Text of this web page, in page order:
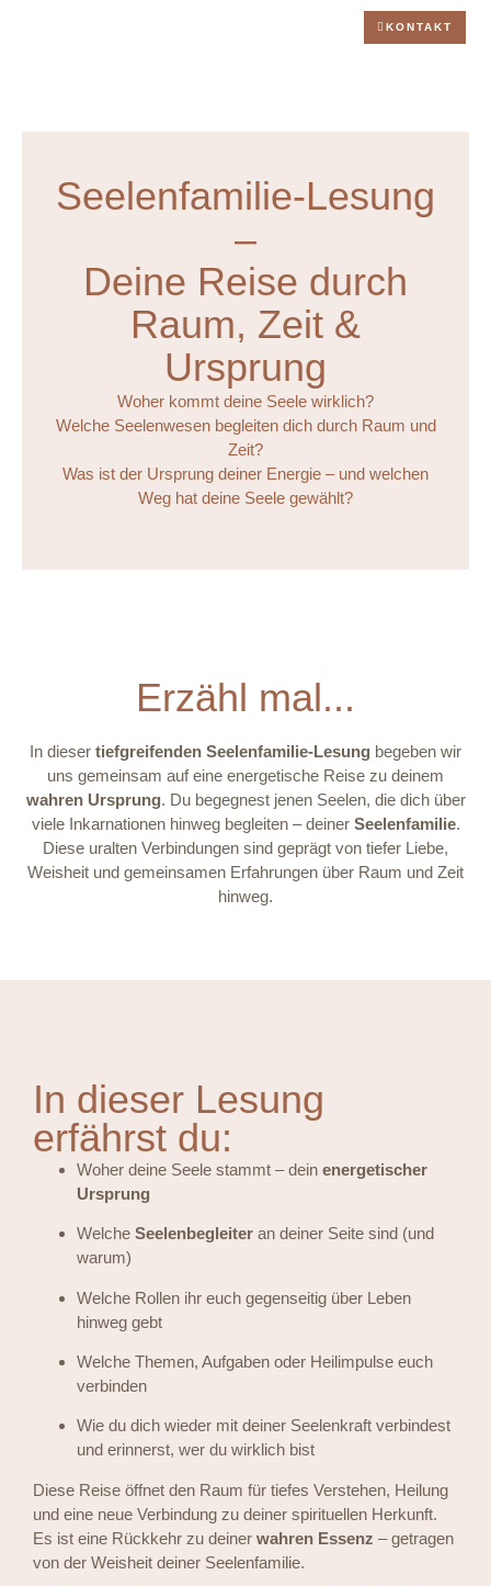
KONTAKT
Seelenfamilie-Lesung
–
Deine Reise durch
Raum, Zeit &
Ursprung
Woher kommt deine Seele wirklich?
Welche Seelenwesen begleiten dich durch Raum und
Zeit?
Was ist der Ursprung deiner Energie – und welchen
Weg hat deine Seele gewählt?
Erzähl mal...
In dieser tiefgreifenden Seelenfamilie-Lesung begeben wir
uns gemeinsam auf eine energetische Reise zu deinem
wahren Ursprung. Du begegnest jenen Seelen, die dich über
viele Inkarnationen hinweg begleiten – deiner Seelenfamilie.
Diese uralten Verbindungen sind geprägt von tiefer Liebe,
Weisheit und gemeinsamen Erfahrungen über Raum und Zeit
hinweg.
In dieser Lesung
erfährst du:
Woher deine Seele stammt – dein energetischer
Ursprung
Welche Seelenbegleiter an deiner Seite sind (und
warum)
Welche Rollen ihr euch gegenseitig über Leben
hinweg gebt
Welche Themen, Aufgaben oder Heilimpulse euch
verbinden
Wie du dich wieder mit deiner Seelenkraft verbindest
und erinnerst, wer du wirklich bist
Diese Reise öffnet den Raum für tiefes Verstehen, Heilung
und eine neue Verbindung zu deiner spirituellen Herkunft.
Es ist eine Rückkehr zu deiner wahren Essenz – getragen
von der Weisheit deiner Seelenfamilie.